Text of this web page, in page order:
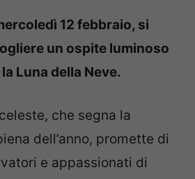
12 febbraio, si
un ospite luminoso
Luna della Neve.
che segna la
dell’anno, promette di
e appassionati di